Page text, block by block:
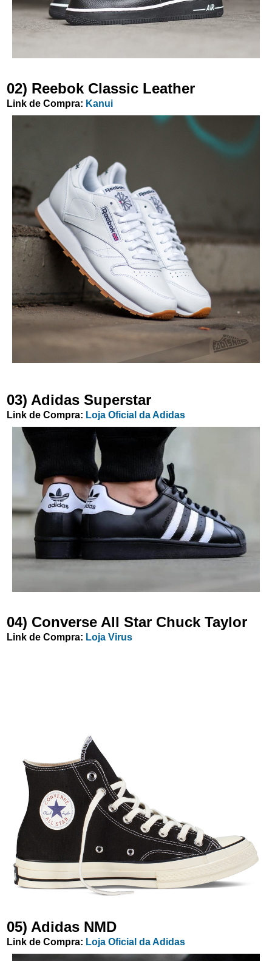
02) Reebok Classic Leather
Link de Compra: Kanui
03) Adidas Superstar
Link de Compra: Loja Oficial da Adidas
04) Converse All Star Chuck Taylor
Link de Compra: Loja Virus
05) Adidas NMD
Link de Compra: Loja Oficial da Adidas